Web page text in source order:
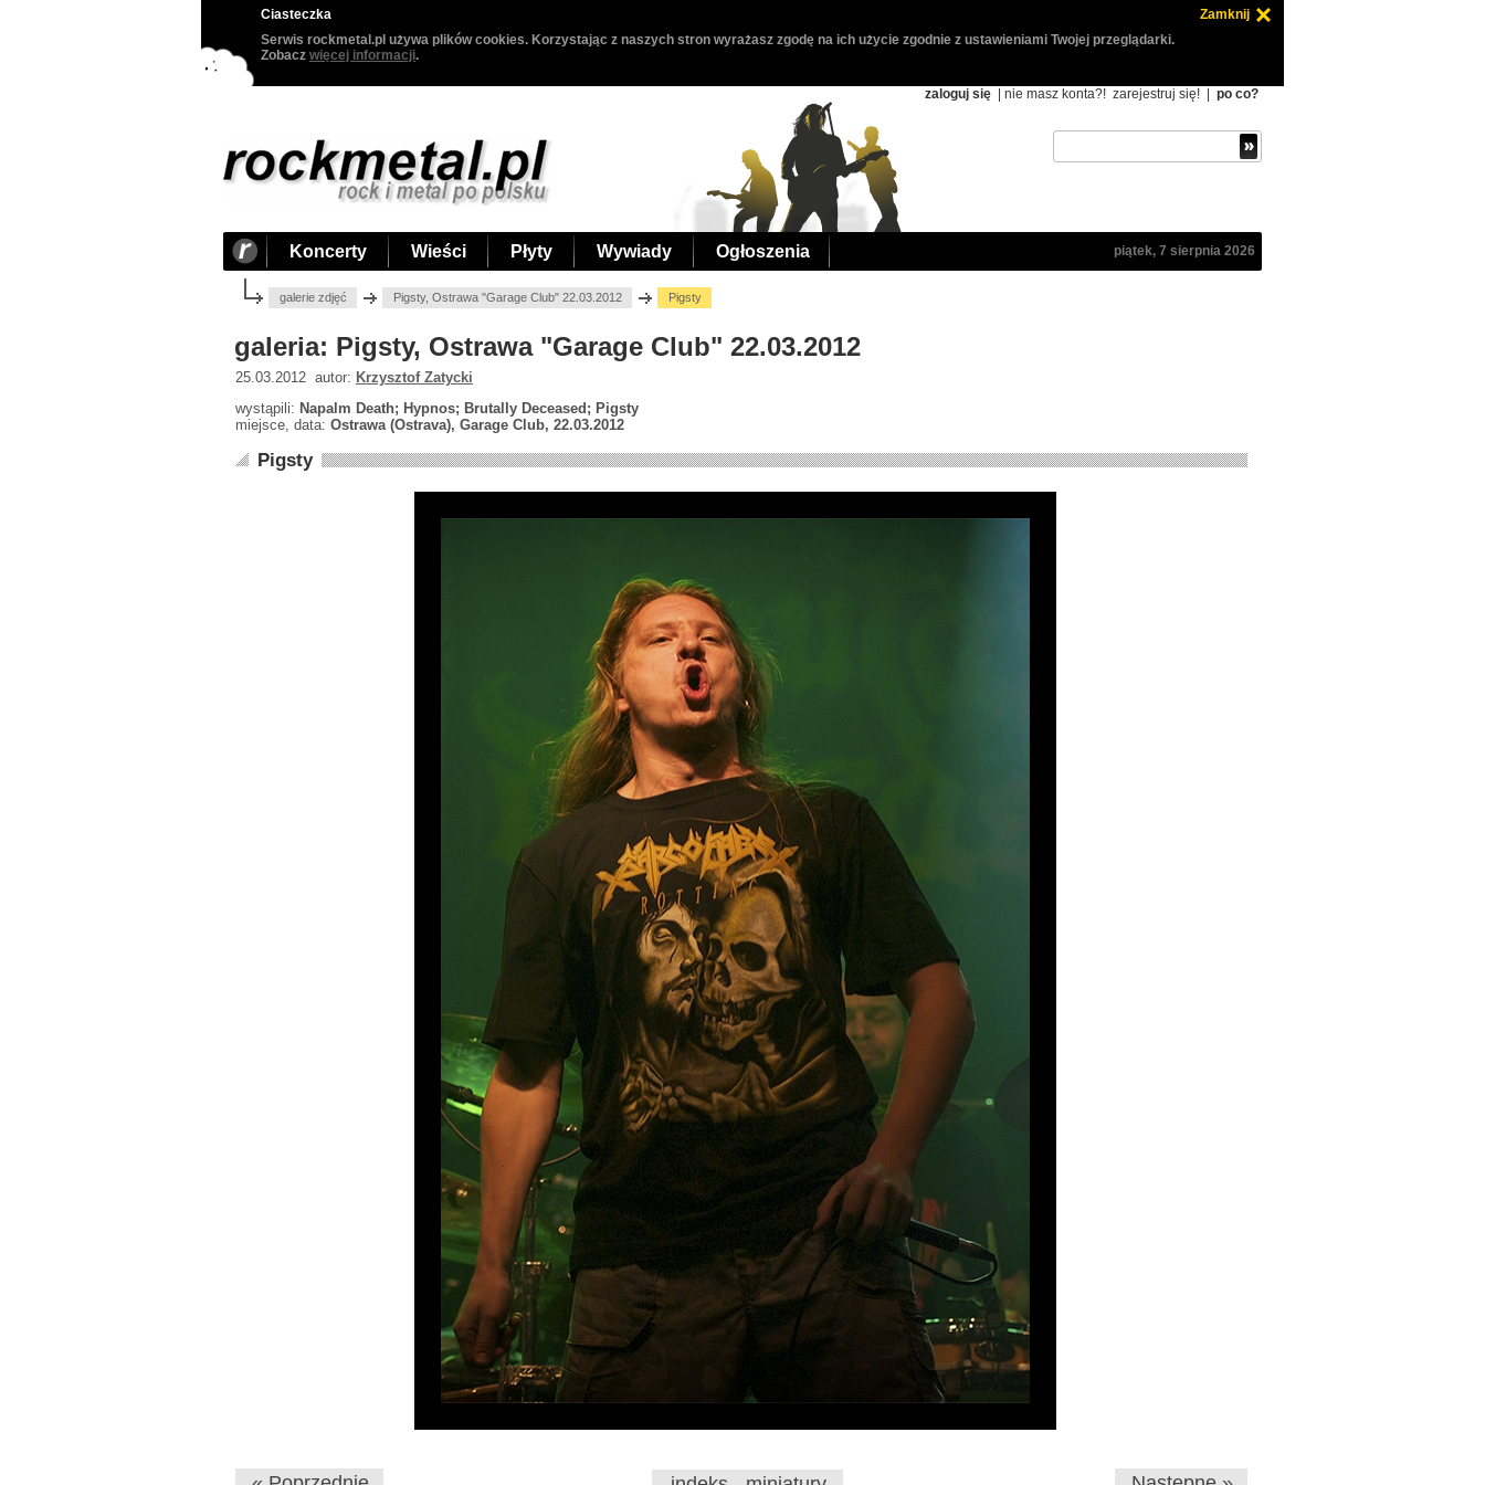
Ciasteczka
Zamknij
Serwis rockmetal.pl używa plików cookies. Korzystając z naszych stron wyrażasz zgodę na ich użycie zgodnie z ustawieniami Twojej przeglądarki.
Zobacz więcej informacji.
zaloguj się | nie masz konta?! zarejestruj się! po co?
Koncerty Wieści Płyty Wywiady Ogłoszenia piątek, 7 sierpnia 2026
galerie zdjęć Pigsty, Ostrawa "Garage Club" 22.03.2012 Pigsty
galeria: Pigsty, Ostrawa "Garage Club" 22.03.2012
25.03.2012 autor: Krzysztof Zatycki
wystąpili: Napalm Death; Hypnos; Brutally Deceased; Pigsty
miejsce, data: Ostrawa (Ostrava), Garage Club, 22.03.2012
Pigsty